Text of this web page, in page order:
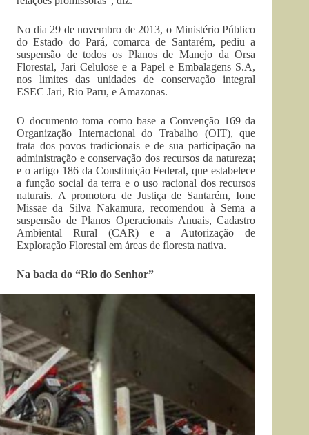
No dia 29 de novembro de 2013, o Ministério Público
do Estado do Pará, comarca de Santarém, pediu a
suspensão de todos os Planos de Manejo da Orsa
Florestal, Jari Celulose e a Papel e Embalagens S.A,
nos limites das unidades de conservação integral
ESEC Jari, Rio Paru, e Amazonas.
O documento toma como base a Convenção 169 da
Organização Internacional do Trabalho (OIT), que
trata dos povos tradicionais e de sua participação na
administração e conservação dos recursos da natureza;
e o artigo 186 da Constituição Federal, que estabelece
a função social da terra e o uso racional dos recursos
naturais. A promotora de Justiça de Santarém, Ione
Missae da Silva Nakamura, recomendou à Sema a
suspensão de Planos Operacionais Anuais, Cadastro
Ambiental Rural (CAR) e a Autorização de
Exploração Florestal em áreas de floresta nativa.
Na bacia do “Rio do Senhor”